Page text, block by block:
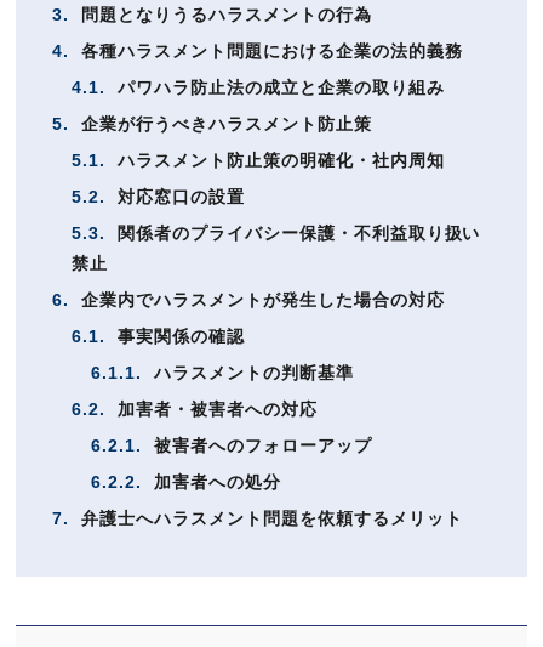
3.
問題となりうるハラスメントの行為
4.
各種ハラスメント問題における企業の法的義務
4.1.
パワハラ防止法の成立と企業の取り組み
5.
企業が行うべきハラスメント防止策
5.1.
ハラスメント防止策の明確化・社内周知
5.2.
対応窓口の設置
5.3.
関係者のプライバシー保護・不利益取り扱い
禁止
6.
企業内でハラスメントが発生した場合の対応
6.1.
事実関係の確認
6.1.1.
ハラスメントの判断基準
6.2.
加害者・被害者への対応
6.2.1.
被害者へのフォローアップ
6.2.2.
加害者への処分
7.
弁護士へハラスメント問題を依頼するメリット